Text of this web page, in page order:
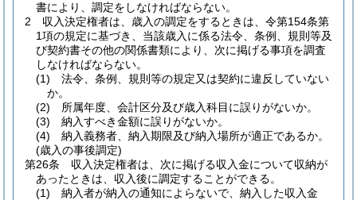
書により、調定をしなければならない。
2
収入決定権者は、歳入の調定をするときは、令第154条第
1項の規定に基づき、当該歳入に係る法令、条例、規則等及
び契約書その他の関係書類により、次に掲げる事項を調査
しなければならない。
(1)
法令、条例、規則等の規定又は契約に違反していない
か。
(2)
所属年度、会計区分及び歳入科目に誤りがないか。
(3)
納入すべき金額に誤りがないか。
(4)
納入義務者、納入期限及び納入場所が適正であるか。
(歳入の事後調定)
第26条
収入決定権者は、次に掲げる収入金について収納が
あったときは、収入後に調定することができる。
(1)
納入者が納入の通知によらないで、納入した収入金